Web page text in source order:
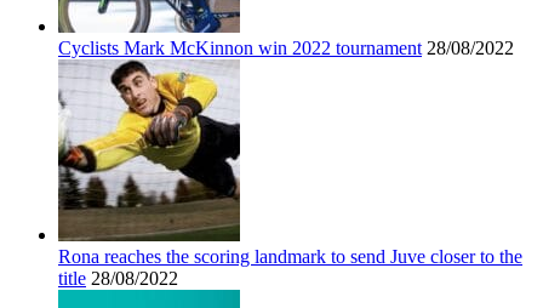
Cyclists Mark McKinnon win 2022 tournament 28/08/2022
Rona reaches the scoring landmark to send Juve closer to the
title 28/08/2022